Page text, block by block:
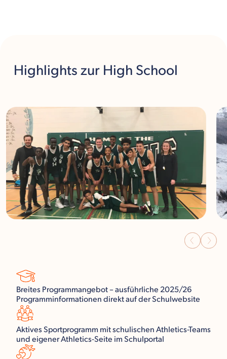
Highlights zur High School
Breites Programmangebot – ausführliche 2025/26
Programminformationen direkt auf der Schulwebsite
Aktives Sportprogramm mit schulischen Athletics-Teams
und eigener Athletics-Seite im Schulportal